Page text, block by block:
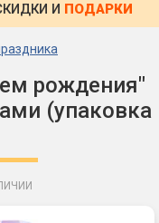
И ПОДАРКИ
рождения"
(упаковка